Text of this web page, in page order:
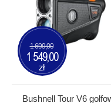
Bushnell Tour V6
1 699,00
1 549,00
zł